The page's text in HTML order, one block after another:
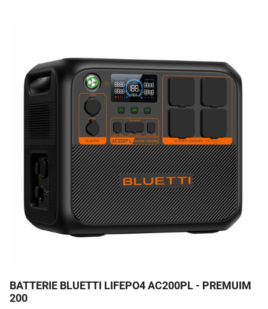
BLUETTI AC200PL : La Centrale Électrique Tout-Terrain
BATTERIE BLUETTI LIFEPO4 AC200PL - PREMUIM
200